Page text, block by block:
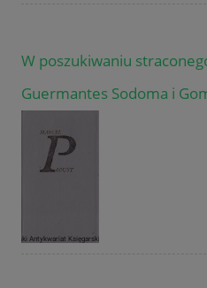
W poszukiwaniu
Guermantes Sodoma i